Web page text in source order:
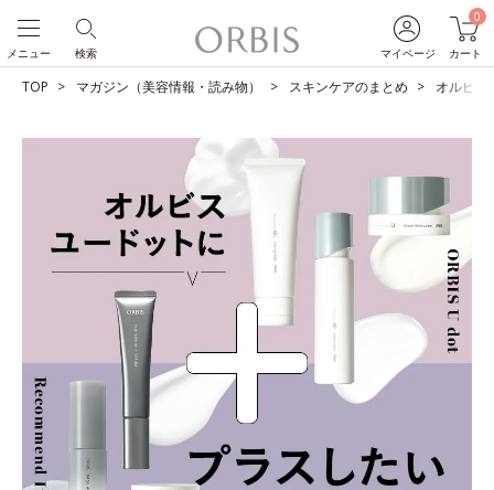
マイページ
0
カート
検索
メニュー
TOP マガジン（美容情報・読み物） スキンケアのまとめ オルビス